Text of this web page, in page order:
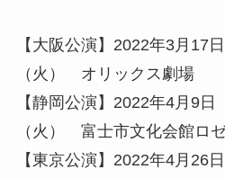
【大阪公演】2022年3月17
（火） オリックス劇場
【静岡公演】2022年4月9日
（火） 富士市文化会館ロ
【東京公演】2022年4月26